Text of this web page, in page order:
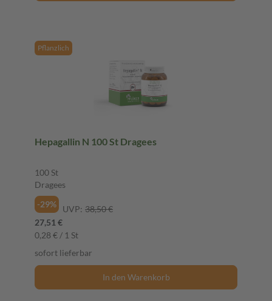
Pflanzlich
Hepagallin N 100 St Dragees
100 St
Dragees
-29%
UVP: 38,50 €
27,51 €
0,28 € / 1 St
sofort lieferbar
In den Warenkorb